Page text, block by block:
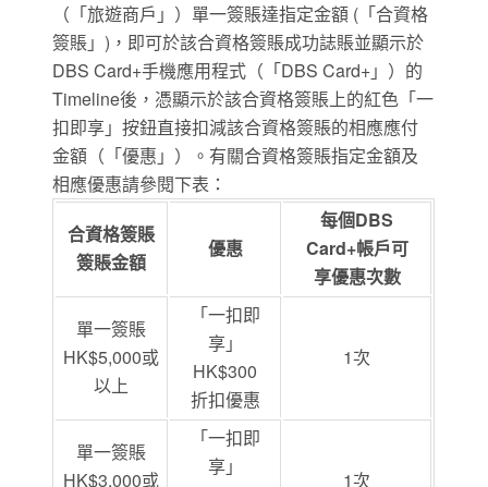
（「旅遊商戶」）單一簽賬達指定金額 (「合資格
簽賬」)，即可於該合資格簽賬成功誌賬並顯示於
DBS Card+手機應用程式（「DBS Card+」）的
Timeline後，憑顯示於該合資格簽賬上的紅色「一
扣即享」按鈕直接扣減該合資格簽賬的相應應付
金額（「優惠」）。有關合資格簽賬指定金額及
相應優惠請參閱下表：
合資格簽賬
簽賬金額
優惠
每個DBS
Card+帳戶可
享優惠次數
單一簽賬
HK$5,000或
以上
「一扣即
享」
HK$300
折扣優惠
1次
單一簽賬
HK$3,000或
「一扣即
享」
1次